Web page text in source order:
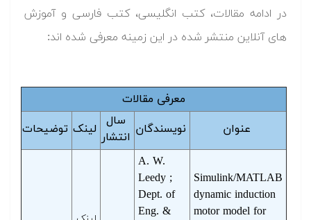
در ادامه مقالات، کتب انگلیسی، کتب فارسی و آموزش
های آنلاین منتشر شده در این زمینه معرفی شده اند:
معرفی مقالات
عنوان
نویسندگان
سال
انتشار
لینک توضیحات
Simulink/MATLAB
dynamic induction
motor model for
A. W.
Leedy ;
Dept. of
Eng. &